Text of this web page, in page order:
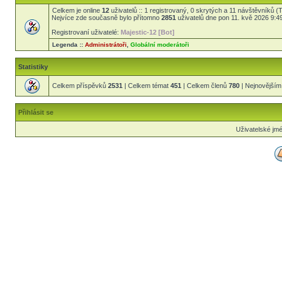
Celkem je online 12 uživatelů :: 1 registrovaný, 0 skrytých a 11 návštěvníků
Nejvíce zde současně bylo přítomno 2851 uživatelů dne pon 11. kvě 2026
Registrovaní uživatelé: Majestic-12 [Bot]
Legenda :: Administrátoři Globální moderátoři
Statistiky
Celkem příspěvků 2531 | Celkem témat 451 | Celkem členů 780 |
Přihlásit se
Uživatelské